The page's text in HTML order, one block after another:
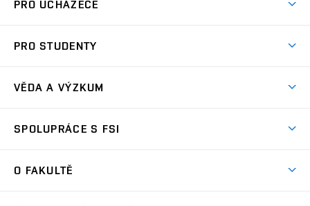
PRO UCHAZEČE
Ambasadoři studia
Zápisy
Dny otevřených dveří
PRO STUDENTY
Studijní předpisy
Pro prváky
VĚDA A VÝZKUM
Oblasti výzkumu
SPOLUPRÁCE S FSI
O FAKULTĚ